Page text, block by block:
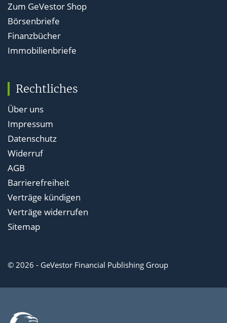
Zum GeVestor Shop
Börsenbriefe
Finanzbücher
Immobilienbriefe
Rechtliches
Über uns
Impressum
Datenschutz
Widerruf
AGB
Barrierefreiheit
Verträge kündigen
Verträge widerrufen
Sitemap
© 2026 - GeVestor Financial Publishing Group